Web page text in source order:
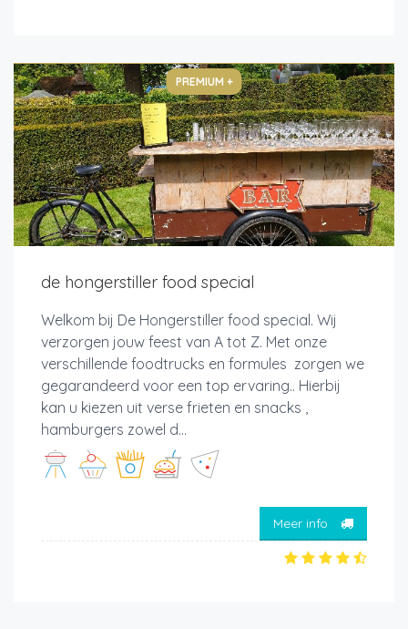
PREMIUM +
de hongerstiller food special
Welkom bij De Hongerstiller food special. Wij
verzorgen jouw feest van A tot Z. Met onze
verschillende foodtrucks en formules zorgen we
gegarandeerd voor een top ervaring.. Hierbij
kan u kiezen uit verse frieten en snacks ,
hamburgers zowel d...
Meer info